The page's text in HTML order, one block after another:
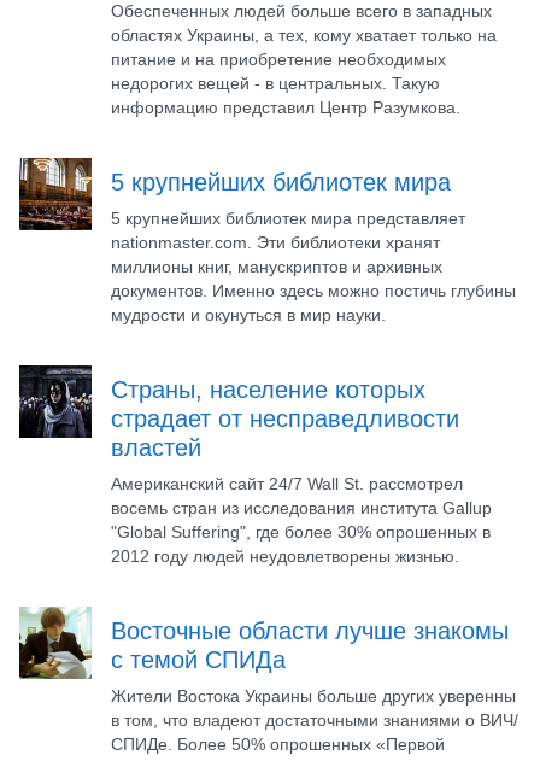
Обеспеченных людей больше всего в западных
областях Украины, а тех, кому хватает только на
питание и на приобретение необходимых
недорогих вещей - в центральных. Такую
информацию представил Центр Разумкова.
5 крупнейших библиотек мира
5 крупнейших библиотек мира представляет
nationmaster.com. Эти библиотеки хранят
миллионы книг, манускриптов и архивных
документов. Именно здесь можно постичь глубины
мудрости и окунуться в мир науки.
Страны, население которых
страдает от несправедливости
властей
Американский сайт 24/7 Wall St. рассмотрел
восемь стран из исследования института Gallup
"Global Suffering", где более 30% опрошенных в
2012 году людей неудовлетворены жизнью.
Восточные области лучше знакомы
с темой СПИДа
Жители Востока Украины больше других уверенны
в том, что владеют достаточными знаниями о ВИЧ/
СПИДе. Более 50% опрошенных «Первой